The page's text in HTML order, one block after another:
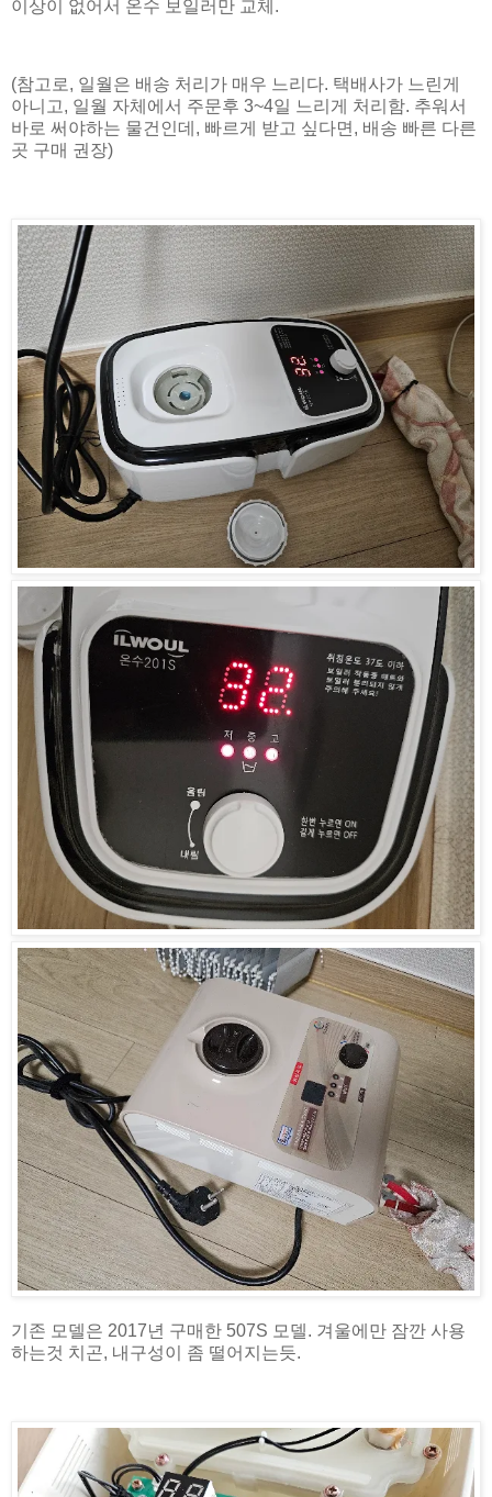
이상이 없어서 온수 보일러만 교체.
(참고로, 일월은 배송 처리가 매우 느리다. 택배사가 느린게
아니고, 일월 자체에서 주문후 3~4일 느리게 처리함. 추워서
바로 써야하는 물건인데, 빠르게 받고 싶다면, 배송 빠른 다른
곳 구매 권장)
기존 모델은 2017년 구매한 507S 모델. 겨울에만 잠깐 사용
하는것 치곤, 내구성이 좀 떨어지는듯.